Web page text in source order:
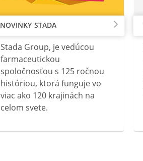
NOVINKY STADA
Stada Group, je vedúcou
farmaceutickou
spoločnosťou s 125 ročnou
históriou, ktorá funguje vo
viac ako 120 krajinách na
celom svete.